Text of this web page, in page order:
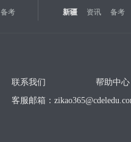
备考 新疆 资讯 备考
联系我们
帮助中心
客服邮箱：